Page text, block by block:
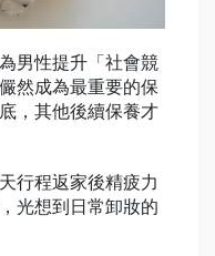
男性提升「社會競
然成為最重要的保
，其他後續保養才
行程返家後精疲力
光想到日常卸妝的